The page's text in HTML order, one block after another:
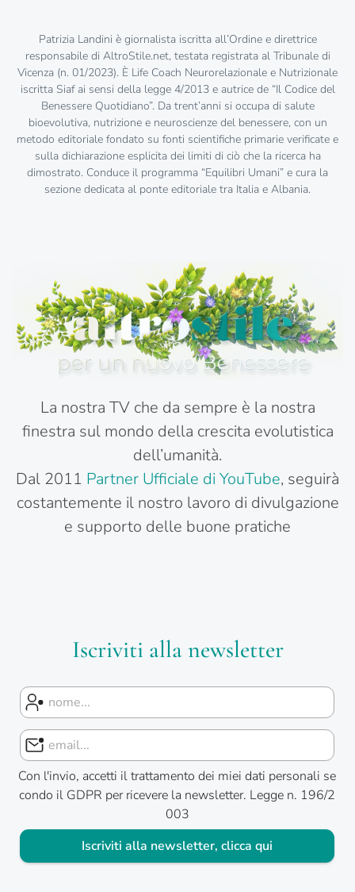
Patrizia Landini è giornalista iscritta all’Ordine e direttrice
responsabile di AltroStile.net, testata registrata al Tribunale di
Vicenza (n. 01/2023). È Life Coach Neurorelazionale e Nutrizionale
iscritta Siaf ai sensi della legge 4/2013 e autrice de “Il Codice del
Benessere Quotidiano”. Da trent’anni si occupa di salute
bioevolutiva, nutrizione e neuroscienze del benessere, con un
metodo editoriale fondato su fonti scientifiche primarie verificate e
sulla dichiarazione esplicita dei limiti di ciò che la ricerca ha
dimostrato. Conduce il programma “Equilibri Umani” e cura la
sezione dedicata al ponte editoriale tra Italia e Albania.
La nostra TV che da sempre è la nostra
finestra sul mondo della crescita evolutistica
dell’umanità.
Dal 2011 Partner Ufficiale di YouTube, seguirà
costantemente il nostro lavoro di divulgazione
e supporto delle buone pratiche
Iscriviti alla newsletter
Con l'invio, accetti il trattamento dei miei dati personali se
condo il GDPR per ricevere la newsletter. Legge n. 196/2
003
Iscriviti alla newsletter, clicca qui